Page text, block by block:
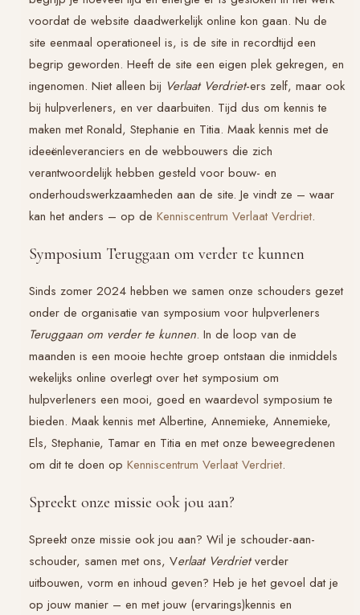
voordat de website daadwerkelijk online kon gaan. Nu de
site eenmaal operationeel is, is de site in recordtijd een
begrip geworden. Heeft de site een eigen plek gekregen, en
ingenomen. Niet alleen bij Verlaat Verdriet-ers zelf, maar ook
bij hulpverleners, en ver daarbuiten. Tijd dus om kennis te
maken met Ronald, Stephanie en Titia. Maak kennis met de
ideeënleveranciers en de webbouwers die zich
verantwoordelijk hebben gesteld voor bouw- en
onderhoudswerkzaamheden aan de site. Je vindt ze – waar
kan het anders – op de Kenniscentrum Verlaat Verdriet.
Symposium Teruggaan om verder te kunnen
Sinds zomer 2024 hebben we samen onze schouders gezet
onder de organisatie van symposium voor hulpverleners
Teruggaan om verder te kunnen. In de loop van de
maanden is een mooie hechte groep ontstaan die inmiddels
wekelijks online overlegt over het symposium om
hulpverleners een mooi, goed en waardevol symposium te
bieden. Maak kennis met Albertine, Annemieke, Annemieke,
Els, Stephanie, Tamar en Titia en met onze beweegredenen
om dit te doen op Kenniscentrum Verlaat Verdriet.
Spreekt onze missie ook jou aan?
Spreekt onze missie ook jou aan? Wil je schouder-aan-
schouder, samen met ons, Verlaat Verdrietverder
uitbouwen, vorm en inhoud geven? Heb je het gevoel dat je
op jouw manier – en met jouw (ervarings)kennis en